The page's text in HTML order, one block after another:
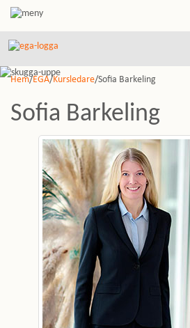
Hem/EGA/Kursledare/Sofia Barkeling
Sofia Barkeling